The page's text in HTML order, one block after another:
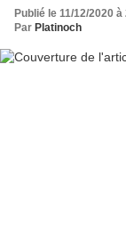
Publié le 11/12/2020 à
Par Platinoch